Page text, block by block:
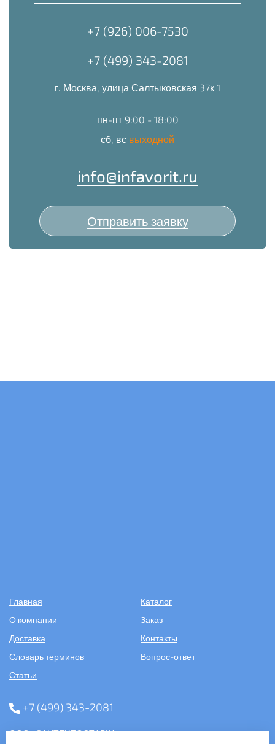
+7 (926) 006-7530
+7 (499) 343-2081
г. Москва, улица Салтыковская 37к 1
пн-пт 9:00 - 18:00
сб, вс выходной
info@infavorit.ru
Отправить заявку
Главная
Каталог
О компании
Заказ
Доставка
Контакты
Словарь терминов
Вопрос-ответ
Статьи
+7 (499) 343-2081
ООО «САНТЕХПОСТАВКА»